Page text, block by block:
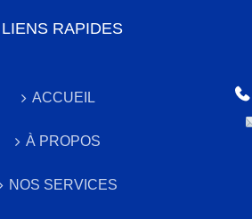
LIENS RAPIDES
ACCUEIL
À PROPOS
NOS SERVICES